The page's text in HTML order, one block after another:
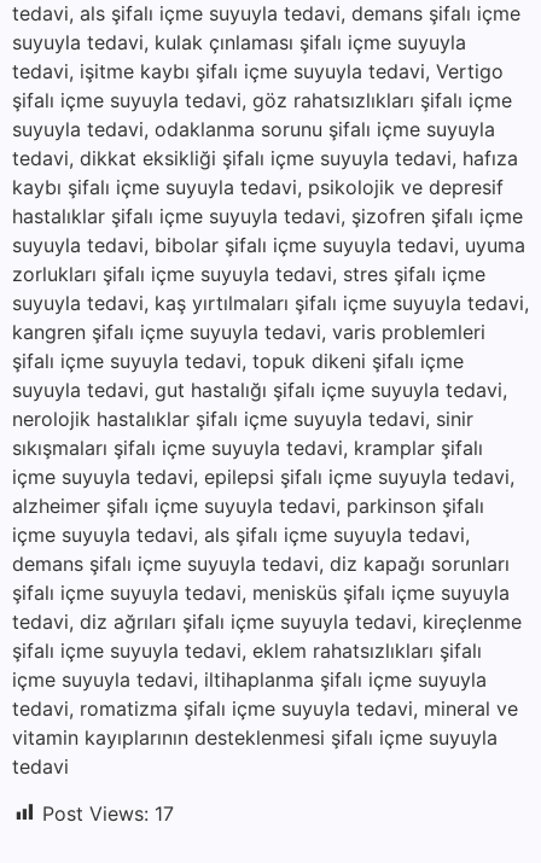
tedavi, als şifalı içme suyuyla tedavi, demans şifalı içme
suyuyla tedavi, kulak çınlaması şifalı içme suyuyla
tedavi, işitme kaybı şifalı içme suyuyla tedavi, Vertigo
şifalı içme suyuyla tedavi, göz rahatsızlıkları şifalı içme
suyuyla tedavi, odaklanma sorunu şifalı içme suyuyla
tedavi, dikkat eksikliği şifalı içme suyuyla tedavi, hafıza
kaybı şifalı içme suyuyla tedavi, psikolojik ve depresif
hastalıklar şifalı içme suyuyla tedavi, şizofren şifalı içme
suyuyla tedavi, bibolar şifalı içme suyuyla tedavi, uyuma
zorlukları şifalı içme suyuyla tedavi, stres şifalı içme
suyuyla tedavi, kaş yırtılmaları şifalı içme suyuyla tedavi,
kangren şifalı içme suyuyla tedavi, varis problemleri
şifalı içme suyuyla tedavi, topuk dikeni şifalı içme
suyuyla tedavi, gut hastalığı şifalı içme suyuyla tedavi,
nerolojik hastalıklar şifalı içme suyuyla tedavi, sinir
sıkışmaları şifalı içme suyuyla tedavi, kramplar şifalı
içme suyuyla tedavi, epilepsi şifalı içme suyuyla tedavi,
alzheimer şifalı içme suyuyla tedavi, parkinson şifalı
içme suyuyla tedavi, als şifalı içme suyuyla tedavi,
demans şifalı içme suyuyla tedavi, diz kapağı sorunları
şifalı içme suyuyla tedavi, menisküs şifalı içme suyuyla
tedavi, diz ağrıları şifalı içme suyuyla tedavi, kireçlenme
şifalı içme suyuyla tedavi, eklem rahatsızlıkları şifalı
içme suyuyla tedavi, iltihaplanma şifalı içme suyuyla
tedavi, romatizma şifalı içme suyuyla tedavi, mineral ve
vitamin kayıplarının desteklenmesi şifalı içme suyuyla
tedavi
Post Views: 17